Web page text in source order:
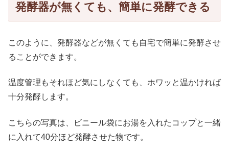
発酵器が無くても、簡単に発酵できる
このように、発酵器などが無くても自宅で簡単に発酵させ
ることができます。
温度管理もそれほど気にしなくても、ホワッと温かければ
十分発酵します。
こちらの写真は、ビニール袋にお湯を入れたコップと一緒
に入れて40分ほど発酵させた物です。